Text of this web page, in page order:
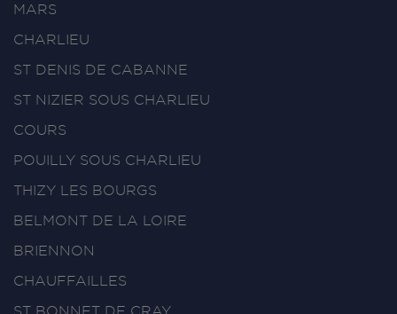
MARS
CHARLIEU
ST DENIS DE CABANNE
ST NIZIER SOUS CHARLIEU
COURS
POUILLY SOUS CHARLIEU
THIZY LES BOURGS
BELMONT DE LA LOIRE
BRIENNON
CHAUFFAILLES
ST BONNET DE CRAY